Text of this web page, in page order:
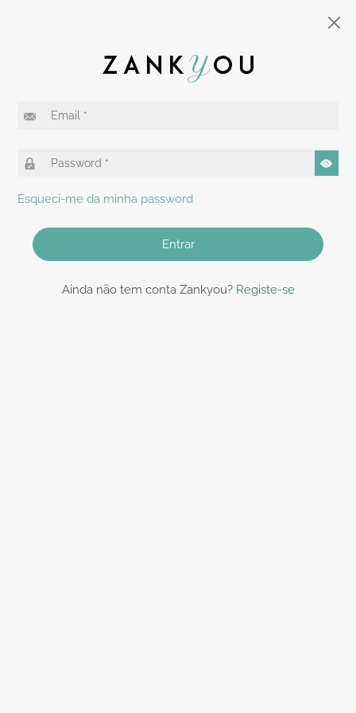
Esqueci-me da minha password
Entrar
Ainda não tem conta Zankyou? Registe-se